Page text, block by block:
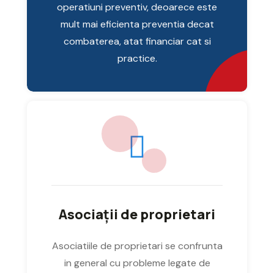
operatiuni preventiv, deoarece este
mult mai eficienta preventia decat
combaterea, atat financiar cat si
practice.
Asociații de proprietari
Asociatiile de proprietari se confrunta
in general cu probleme legate de